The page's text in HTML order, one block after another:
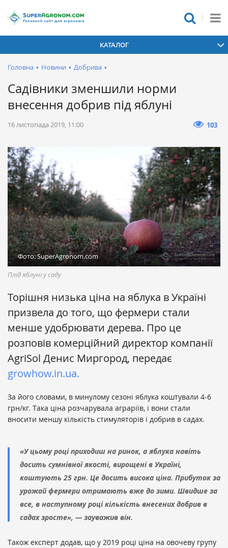
КАТАЛОГ
Головна • Новини • Добрива •
Садівники зменшили норми
внесення добрив під яблуні
16 листопада 2019, 11:00 103
Фото: SuperAgronom.com
Плід яблуні у саду
Торішня низька ціна на яблука в Україні
призвела до того, що фермери стали
менше удобрювати дерева. Про це
розповів комерційний директор компанії
AgriSol Денис Миргород, передає
growhow.in.ua.
За його словами, в минулому сезоні яблука коштували 4-6
грн/кг. Така ціна розчарувала аграріїв, і вони стали
вносити меншу кількість стимуляторів і добрив в садах.
«У цьому році приходиш на ринок, а яблука навіть
досить сумнівної якості, вирощені в Україні,
коштують 25 грн. Це досить висока ціна. Прибуток за
урожай фермери отримають вже до зими. Швидше за
все, в наступному році кількість внесених добрив в
садах зросте», — зауважив він.
Також експерт додав, що у 2019 році ціна на овочеву групу